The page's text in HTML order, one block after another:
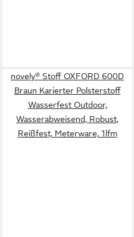
novely® Stoff OXFORD 600D
Braun Karierter Polsterstoff
Wasserfest Outdoor,
Wasserabweisend, Robust,
Reißfest, Meterware, 1lfm